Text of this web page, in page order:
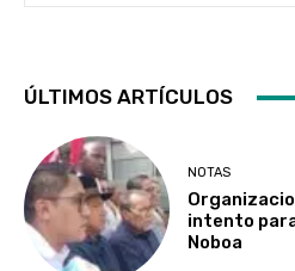
ÚLTIMOS ARTÍCULOS
NOTAS
intento
Noboa